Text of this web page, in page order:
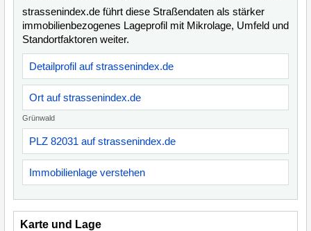
strassenindex.de führt diese Straßendaten als stärker
immobilienbezogenes Lageprofil mit Mikrolage, Umfeld und
Standortfaktoren weiter.
Detailprofil auf strassenindex.de
Ort auf strassenindex.de
Grünwald
PLZ 82031 auf strassenindex.de
Immobilienlage verstehen
Karte und Lage